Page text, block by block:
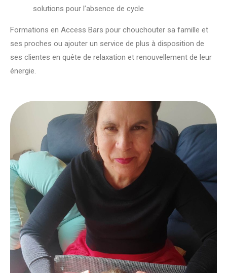
solutions pour l’absence de cycle
Formations en Access Bars pour chouchouter sa famille et
ses proches ou ajouter un service de plus à disposition de
ses clientes en quête de relaxation et renouvellement de leur
énergie.